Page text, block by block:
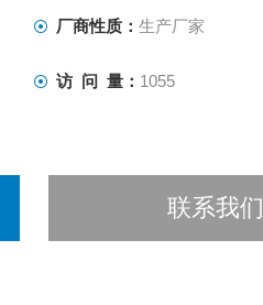
厂商性质： 生产厂家
访 问 量： 1055
联系我们